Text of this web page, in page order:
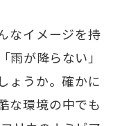
なイメージを持
雨が降らない」
ょうか。確かに
な環境の中でも